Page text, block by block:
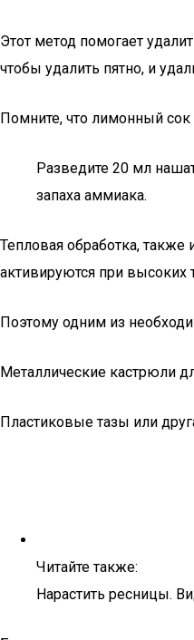
Этот метод помогает
чтобы удалить пятно, и
Помните, что лимонный сок
Разведите 20 мл
запаха аммиака.
Тепловая обработка, также
активируются при высоких
Поэтому одним из
Металлические кастрюли
Пластиковые тазы или
Читайте также:
Нарастить ресницы.